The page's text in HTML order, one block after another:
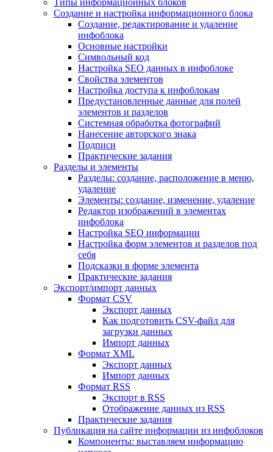
Типы информационных блоков
Создание и настройка информационного блока
Создание, редактирование и удаление
инфоблока
Основные настройки
Символьный код
Настройка SEO данных в инфоблоке
Свойства элементов
Настройка доступа к инфоблокам
Предустановленные данные для полей
элементов и разделов
Системная обработка фотографий
Нанесение авторского знака
Подписи
Практические задания
Разделы и элементы
Разделы: создание, расположение в меню,
удаление
Элементы: создание, изменение, удаление
Редактор изображений в элементах
инфоблока
Настройка SEO информации
Настройка форм элементов и разделов под
себя
Подсказки в форме элемента
Практические задания
Экспорт/импорт данных
Формат CSV
Экспорт данных
Как подготовить CSV-файл для
загрузки данных
Импорт данных
Формат XML
Экспорт данных
Импорт данных
Формат RSS
Экспорт в RSS
Отображение данных из RSS
Практические задания
Публикация на сайте информации из инфоблоков
Компоненты: выставляем информацию